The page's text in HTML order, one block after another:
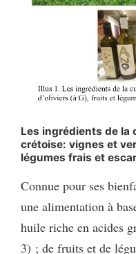
Les ingrédients de la
crétoise: vignes et
légumes frais et
Connue pour ses
une alimentation à
huile riche en acides
3) ; de fruits et de